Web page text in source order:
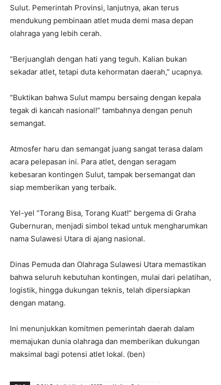
Sulut. Pemerintah Provinsi, lanjutnya, akan terus
mendukung pembinaan atlet muda demi masa depan
olahraga yang lebih cerah.
“Berjuanglah dengan hati yang teguh. Kalian bukan
sekadar atlet, tetapi duta kehormatan daerah,” ucapnya.
“Buktikan bahwa Sulut mampu bersaing dengan kepala
tegak di kancah nasional!” tambahnya dengan penuh
semangat.
Atmosfer haru dan semangat juang sangat terasa dalam
acara pelepasan ini. Para atlet, dengan seragam
kebesaran kontingen Sulut, tampak bersemangat dan
siap memberikan yang terbaik.
Yel-yel “Torang Bisa, Torang Kuat!” bergema di Graha
Gubernuran, menjadi simbol tekad untuk mengharumkan
nama Sulawesi Utara di ajang nasional.
Dinas Pemuda dan Olahraga Sulawesi Utara memastikan
bahwa seluruh kebutuhan kontingen, mulai dari pelatihan,
logistik, hingga dukungan teknis, telah dipersiapkan
dengan matang.
Ini menunjukkan komitmen pemerintah daerah dalam
memajukan dunia olahraga dan memberikan dukungan
maksimal bagi potensi atlet lokal. (ben)